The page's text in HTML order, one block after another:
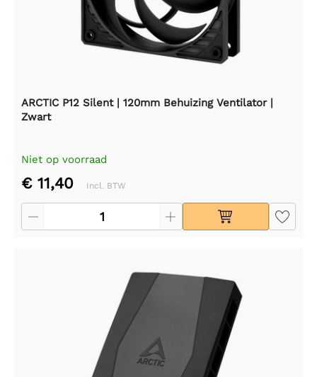
ARCTIC P12 Silent | 120mm Behuizing Ventilator |
Zwart
Niet op voorraad
€ 11,40 Incl. BTW